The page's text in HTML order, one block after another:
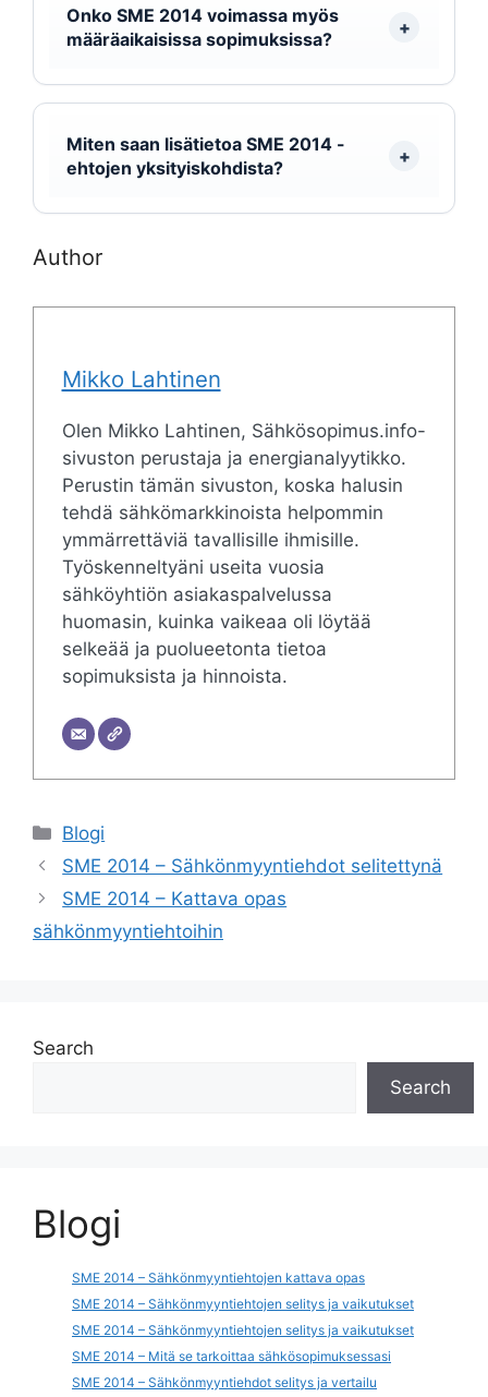
Onko SME 2014 voimassa myös
määräaikaisissa sopimuksissa?
Miten saan lisätietoa SME 2014 -
ehtojen yksityiskohdista?
Author
Mikko Lahtinen
Olen Mikko Lahtinen, Sähkösopimus.info-
sivuston perustaja ja energianalyytikko.
Perustin tämän sivuston, koska halusin
tehdä sähkömarkkinoista helpommin
ymmärrettäviä tavallisille ihmisille.
Työskenneltyäni useita vuosia
sähköyhtiön asiakaspalvelussa
huomasin, kuinka vaikeaa oli löytää
selkeää ja puolueetonta tietoa
sopimuksista ja hinnoista.
Categories
Blogi
SME 2014 – Sähkönmyyntiehdot selitettynä
SME 2014 – Kattava opas
sähkönmyyntiehtoihin
Search
Search
Blogi
SME 2014 – Sähkönmyyntiehtojen kattava opas
SME 2014 – Sähkönmyyntiehtojen selitys ja vaikutukset
SME 2014 – Sähkönmyyntiehtojen selitys ja vaikutukset
SME 2014 – Mitä se tarkoittaa sähkösopimuksessasi
SME 2014 – Sähkönmyyntiehdot selitys ja vertailu